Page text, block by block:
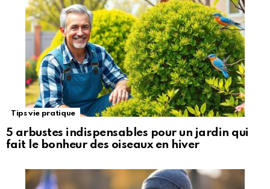
Tips vie pratique
5 arbustes indispensables pour un jardin qui
fait le bonheur des oiseaux en hiver